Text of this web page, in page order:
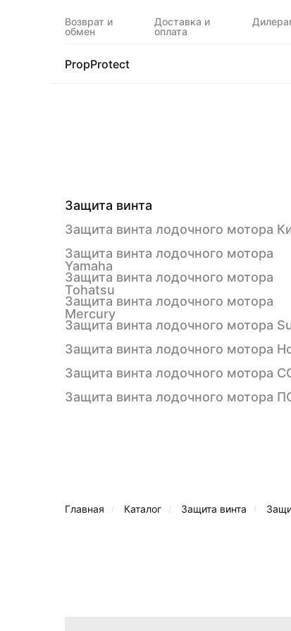
PropProtect
Возврат и
обмен
Доставка и
оплата
Защита винта лодочного мотора
Защита винта лодочного мотора
Защита винта лодочного мотора
Защита винта лодочного мотора
Защита винта лодочного мотора
Mercury
Защита винта лодочного мотора
Tohatsu
Защита винта лодочного мотора
Yamaha
Защита винта лодочного мотора
Защита винта
Главная / Каталог / Защита винта /